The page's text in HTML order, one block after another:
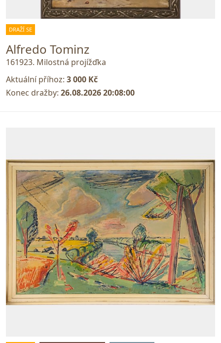
DRAŽÍ SE
Alfredo Tominz
161923. Milostná projížďka
Aktuální příhoz: 3 000 Kč
Konec dražby: 26.08.2026 20:08:00